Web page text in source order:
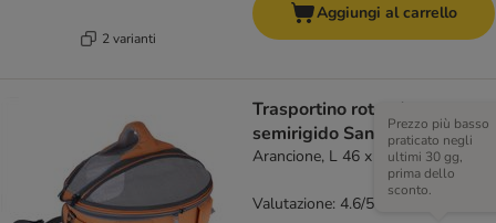
2 varianti
Aggiungi al carrello
Trasportino rotondo
semirigido Sandy
Arancione, L 46 x P 44 x H 35 cm
Prezzo più basso
praticato negli
ultimi 30 gg,
prima dello
sconto.
Valutazione: 4.6/5